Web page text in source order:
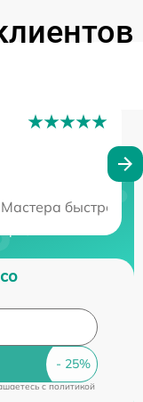
быстро
cполитикой